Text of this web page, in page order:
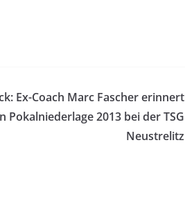
Ex-Coach Marc Fascher erinnert
Pokalniederlage 2013 bei der TSG
Neustrelitz